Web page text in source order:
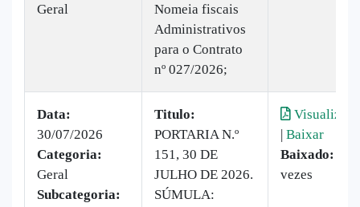
Geral
Nomeia fiscais
Administrativos
para o Contrato
nº 027/2026;
Data:
30/07/2026
Categoria:
Geral
Subcategoria:
Titulo:
PORTARIA N.º
151, 30 DE
JULHO DE 2026.
SÚMULA:
Visualizar
| Baixar
Baixado:
vezes